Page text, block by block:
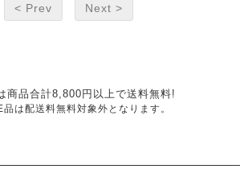
< Prev Next >
は配送料無料対象外となります。